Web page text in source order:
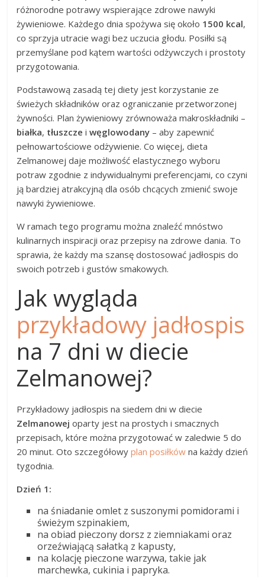
różnorodne potrawy wspierające zdrowe nawyki
żywieniowe. Każdego dnia spożywa się około 1500 kcal,
co sprzyja utracie wagi bez uczucia głodu. Posiłki są
przemyślane pod kątem wartości odżywczych i prostoty
przygotowania.
Podstawową zasadą tej diety jest korzystanie ze
świeżych składników oraz ograniczanie przetworzonej
żywności. Plan żywieniowy zrównoważa makroskładniki –
białka, tłuszcze iwęglowodany – aby zapewnić
pełnowartościowe odżywienie. Co więcej, dieta
Zelmanowej daje możliwość elastycznego wyboru
potraw zgodnie z indywidualnymi preferencjami, co czyni
ją bardziej atrakcyjną dla osób chcących zmienić swoje
nawyki żywieniowe.
W ramach tego programu można znaleźć mnóstwo
kulinarnych inspiracji oraz przepisy na zdrowe dania. To
sprawia, że każdy ma szansę dostosować jadłospis do
swoich potrzeb i gustów smakowych.
Jak wygląda
przykładowy jadłospis
na 7 dni w diecie
Zelmanowej?
Przykładowy jadłospis na siedem dni w diecie
Zelmanowej oparty jest na prostych i smacznych
przepisach, które można przygotować w zaledwie 5 do
20 minut. Oto szczegółowyplan posiłków na każdy dzień
tygodnia.
Dzień 1:
na śniadanie omlet z suszonymi pomidorami i
świeżym szpinakiem,
na obiad pieczony dorsz z ziemniakami oraz
orzeźwiającą sałatką z kapusty,
na kolację pieczone warzywa, takie jak
marchewka, cukinia i papryka.